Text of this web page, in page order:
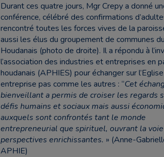
Durant ces quatre jours, Mgr Crepy a donné
conférence, célébré des confirmations
rencontré toutes les forces vives de la
aussi les élus du groupement de communes
Houdanais (photo de droite). Il a répondu à
l’association des industries et entreprises en
houdanais (APHIES) pour échanger sur
entreprise pas comme les autres : “Cet
bienveillant a permis de croiser les regards
défis humains et sociaux mais aussi
auxquels sont confrontés tant le monde
entrepreneurial que spirituel, ouvrant la voie
perspectives enrichissantes. » (Anne-
APHIE)